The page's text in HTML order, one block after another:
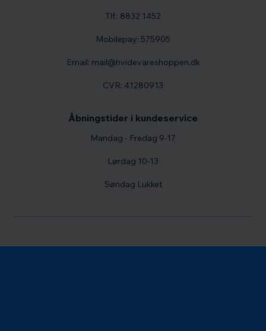
Tlf.: 8832 1452
Mobilepay: 575905
Email: mail@hvidevareshoppen.dk
CVR: 41280913
Åbningstider i kundeservice
Mandag - Fredag 9-17
Lørdag 10-13
Søndag Lukket